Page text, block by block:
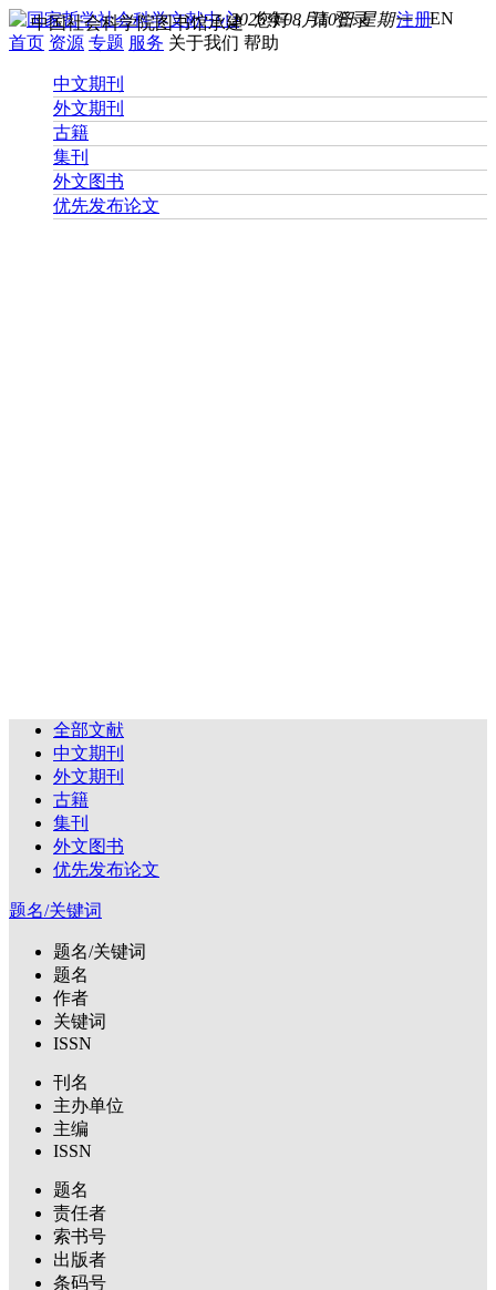
您好， 请登录 注册EN
2026年08月10日 星期一
中国社会科学院图书馆承建
首页 资源 专题 服务 关于我们 帮助
中文期刊
外文期刊
古籍
集刊
外文图书
优先发布论文
全部文献
中文期刊
外文期刊
古籍
集刊
外文图书
优先发布论文
题名/关键词
题名/关键词
题名
作者
关键词
ISSN
刊名
主办单位
主编
ISSN
题名
责任者
索书号
出版者
条码号